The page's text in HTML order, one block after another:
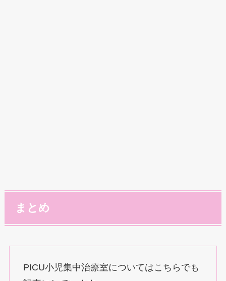
まとめ
PICU小児集中治療室についてはこちらでも